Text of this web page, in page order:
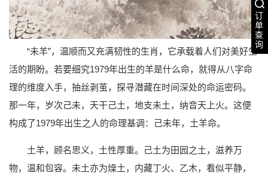
订
单
查
询
“未羊”，温顺而又充满韧性的生肖，它承载着人们对美好生
活的期盼。若要细究1979年出生的羊是什么命，就得从八字命
理的维度入手，抽丝剥茧，探寻潜藏在时间深处的命运密码。
那一年，岁次己未，天干己土，地支未土，纳音天上火。这便
构成了1979年出生之人的命理基调：己未年，土羊命。
土羊，顾名思义，土性厚重。己土为田园之土，滋养万
物，温和包容。未土亦为燥土，内藏丁火、乙木，看似平静，